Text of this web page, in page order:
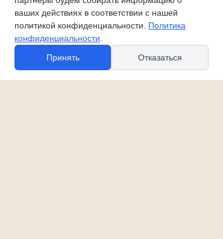
Дедушка с внуком
Коллекция "Купечество"
Лошадка-качалка белая
ваших действиях в соответствии с нашей
политикой конфиденциальности. Политика
конфиденциальности
Принять
Отказаться